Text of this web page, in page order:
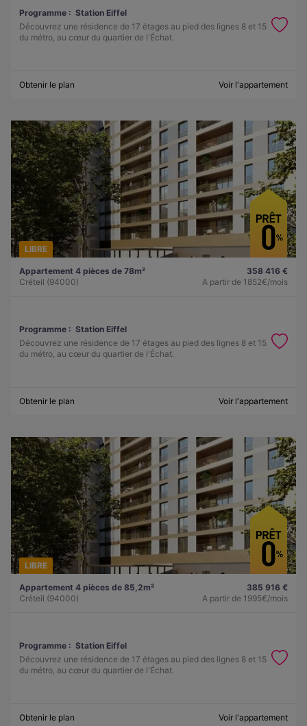
Programme : Station Eiffel
Découvrez une résidence de 17 étages au pied des lignes 8 et 15
du métro, au cœur du quartier de l'Échat.
Obtenir le plan Voir l'appartement
LIBRE
Appartement 4 pièces de 78m²
Créteil (94000)
358 416 €
A partir de 1852€/mois
Programme : Station Eiffel
Découvrez une résidence de 17 étages au pied des lignes 8 et 15
du métro, au cœur du quartier de l'Échat.
Obtenir le plan Voir l'appartement
LIBRE
Appartement 4 pièces de 85,2m²
Créteil (94000)
385 916 €
A partir de 1995€/mois
Programme : Station Eiffel
Découvrez une résidence de 17 étages au pied des lignes 8 et 15
du métro, au cœur du quartier de l'Échat.
Obtenir le plan Voir l'appartement